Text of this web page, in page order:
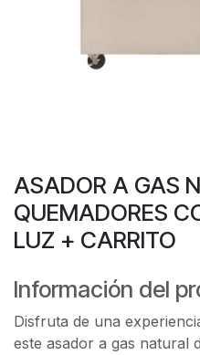
ASADOR A GAS
QUEMADORES
LUZ + CARRITO
Información del
Disfruta de una
este asador a gas natural